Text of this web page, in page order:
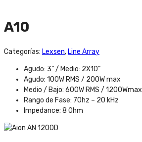
A10
Categorías: Lexsen, Line Array
Agudo: 3” / Medio: 2X10”
Agudo: 100W RMS / 200W max
Medio / Bajo: 600W RMS / 1200Wmax
Rango de Fase: 70hz – 20 kHz
Impedance: 8 Ohm